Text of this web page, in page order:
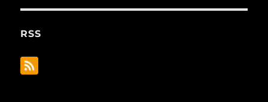
RSS